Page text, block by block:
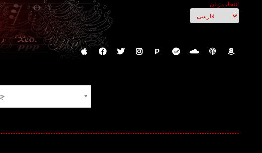
انتخاب زبان
P